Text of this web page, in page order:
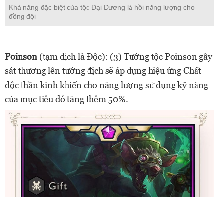
Khả năng đặc biệt của tộc Đại Dương là hồi năng lượng cho
đồng đội
Poinson (tạm dịch là Độc): (3) Tướng tộc Poinson gây
sát thương lên tướng địch sẽ áp dụng hiệu ứng Chất
độc thần kinh khiến cho năng lượng sử dụng kỹ năng
của mục tiêu đó tăng thêm 50%.